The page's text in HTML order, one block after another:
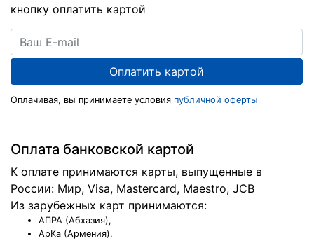
кнопку оплатить картой
Оплачивая, вы принимаете условия публичной оферты
Оплата банковской картой
К оплате принимаются карты, выпущенные в
России: Мир, Visa, Masterсard, Maestro, JCB
Из зарубежных карт принимаются:
АПРА (Абхазия),
АрКа (Армения),